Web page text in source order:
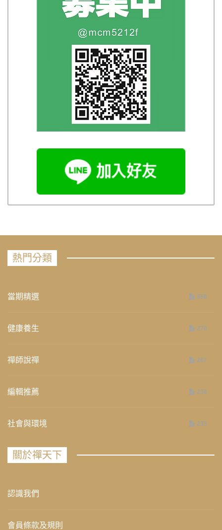
熱門分類
當期精選 658
健康養生 276
禪師說禪 267
編輯推薦 236
社會與環境 235
關於禪天下
認識我們
會員條款及規則